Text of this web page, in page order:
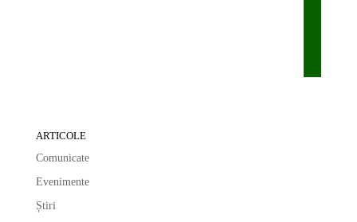
ARTICOLE
Comunicate
Evenimente
Știri